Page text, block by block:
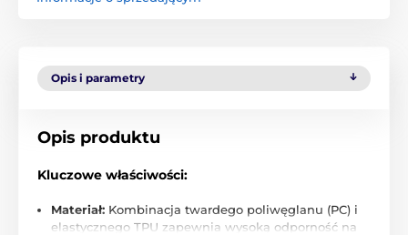
Opis i parametry
Opis produktu
Kluczowe właściwości:
Materiał: Kombinacja twardego poliwęglanu (PC) i
elastycznego TPU zapewnia wysoką odporność na